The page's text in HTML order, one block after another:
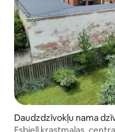
Daudzdzīvokļu nama